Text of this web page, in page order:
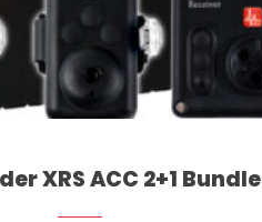
XRS ACC 2+1 Bundle